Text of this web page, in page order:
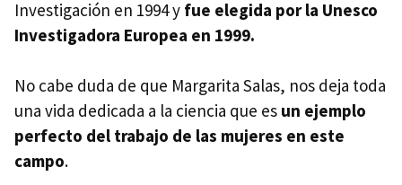
Investigación en 1994 y fue elegida por la Unesco
Investigadora Europea en 1999.
No cabe duda de que Margarita Salas, nos deja toda
una vida dedicada a la ciencia que es un ejemplo
perfecto del trabajo de las mujeres en este
campo.